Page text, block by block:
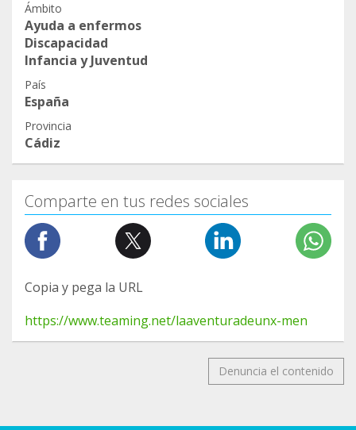
Ámbito
Ayuda a enfermos
Discapacidad
Infancia y Juventud
País
España
Provincia
Cádiz
Comparte en tus redes sociales
Copia y pega la URL
https://www.teaming.net/laaventuradeunx-men
Denuncia el contenido